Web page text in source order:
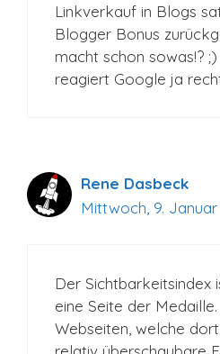
Linkverkauf in Blogs
Blogger Bonus
macht schon sowas!?
reagiert Google ja
Rene Dasbeck
Mittwoch, 9. Januar
Der Sichtbarkeitsindex
eine Seite der
Webseiten, welche